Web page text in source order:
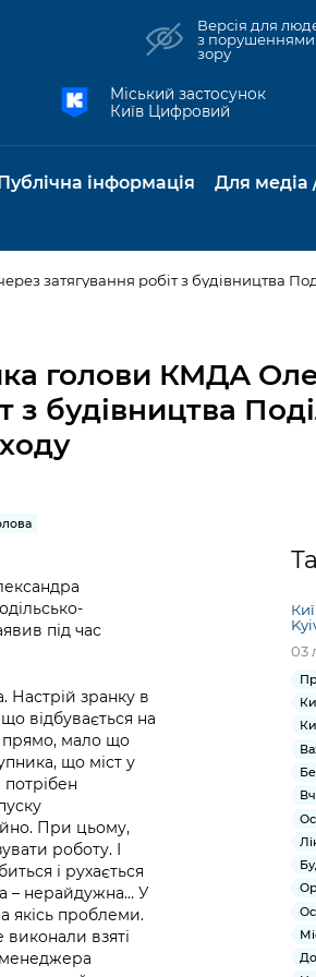
Версія для
з порушеннями
зору
Міський застосунок
Київ Цифровий
інформація
та прийому
громадян
діяльність
Культура, спорт,
дозвілля
правопорядок
Ритуальні послуги
Іноземцям / For
foreigners
слухання Громадська
інформація
інформації
Про систему
обліку публічної
Подати запит
онлайн
Проекти
нормативно-
правових та
інших актів
Для медіа
рея
from
KCSA
затягування робіт з будівництва
голови КМДА
з будівництва
під час
Настрій зранку в
відбувається на
прямо, мало що
що міст у
При цьому,
роботу. І
і рухається
– нерайдужна… У
якісь проблеми.
взяті
менеджера
03